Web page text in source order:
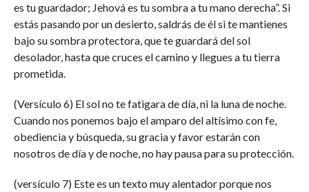
es tu guardador; Jehová es tu sombra a tu mano derecha”. Si
estás pasando por un desierto, saldrás de él si te mantienes
bajo su sombra protectora, que te guardará del sol
desolador, hasta que cruces el camino y llegues a tu tierra
prometida.
(Versículo 6) El sol no te fatigara de día, ni la luna de noche.
Cuando nos ponemos bajo el amparo del altísimo con fe,
obediencia y búsqueda, su gracia y favor estarán con
nosotros de día y de noche, no hay pausa para su protección.
(versículo 7) Este es un texto muy alentador porque nos